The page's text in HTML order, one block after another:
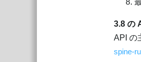
3.8 の
API の
spine-